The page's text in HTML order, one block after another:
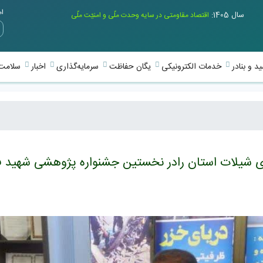
سال 1405: اقتصاد مقاومتی در سایه وحدت ملّی و امنیّت ملّی
و بنادر خدمات الکترونیکی یگان حفاظت سرمایه‌گذاری اخبار
استان رادر نخستین جشنواره پژوهشی شهید